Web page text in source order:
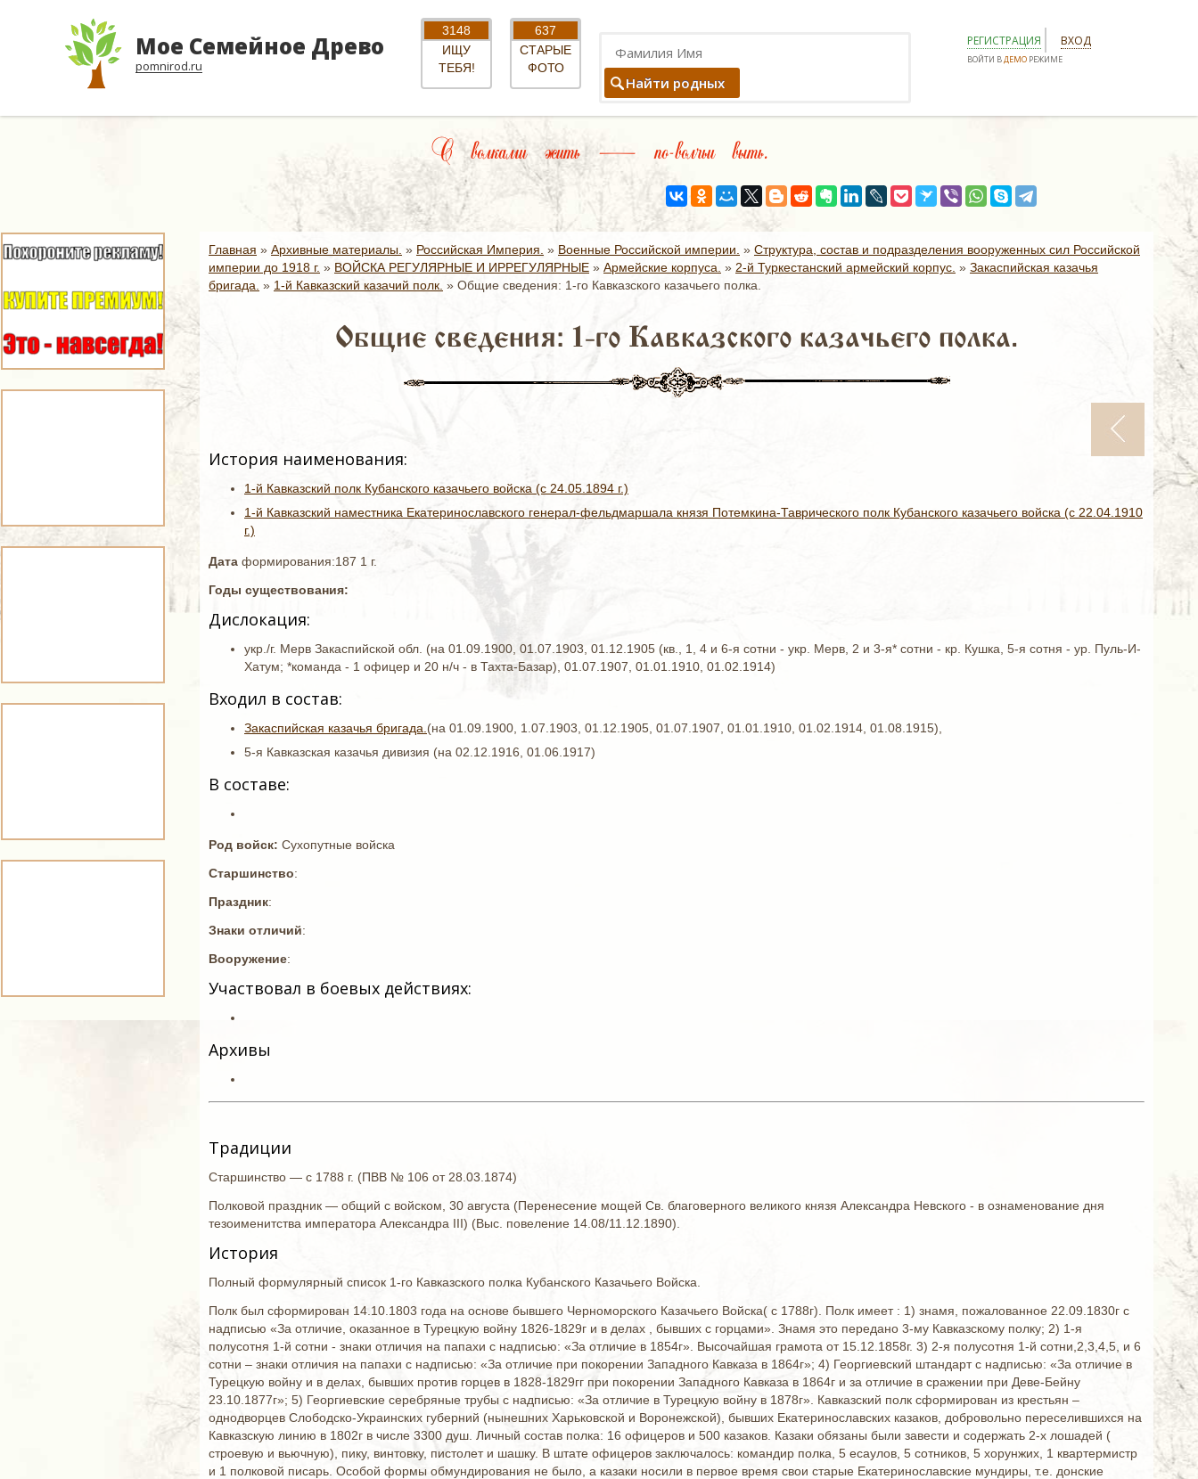
Мое Семейное Древо
pomnirod.ru
3148
ИЩУ
ТЕБЯ!
637
СТАРЫЕ
ФОТО
Найти родных
РЕГИСТРАЦИЯ ВХОД
ВОЙТИ ВДЕМО РЕЖИМЕ
С волками жить — по-волчьи выть.
Главная » Архивные материалы. » Российская Империя. » Военные Российской империи. » Структура, состав и подразделения вооруженных сил Российской
империи до 1918 г. » ВОЙСКА РЕГУЛЯРНЫЕ И ИРРЕГУЛЯРНЫЕ » Армейские корпуса. » 2-й Туркестанский армейский корпус. » Закаспийская казачья
бригада. » 1-й Кавказский казачий полк. » Общие сведения: 1-го Кавказского казачьего полка.
Общие сведения: 1-го Кавказского казачьего полка.
История наименования:
1-й Кавказский полк Кубанского казачьего войска (с 24.05.1894 г.)
1-й Кавказский наместника Екатеринославского генерал-фельдмаршала князя Потемкина-Таврического полк Кубанского казачьего войска (с 22.04.1910
г.)
Дата формирования:187 1 г.
Годы существования:
Дислокация:
укр./г. Мерв Закаспийской обл. (на 01.09.1900, 01.07.1903, 01.12.1905 (кв., 1, 4 и 6-я сотни - укр. Мерв, 2 и 3-я* сотни - кр. Кушка, 5-я сотня - ур. Пуль-И-
Хатум; *команда - 1 офицер и 20 н/ч - в Тахта-Базар), 01.07.1907, 01.01.1910, 01.02.1914)
Входил в состав:
Закаспийская казачья бригада. (на 01.09.1900, 1.07.1903, 01.12.1905, 01.07.1907, 01.01.1910, 01.02.1914, 01.08.1915),
5-я Кавказская казачья дивизия (на 02.12.1916, 01.06.1917)
В составе:
Род войск: Сухопутные войска
Старшинство:
Праздник:
Знаки отличий:
Вооружение:
Участвовал в боевых действиях:
Архивы
Традиции
Старшинство — с 1788 г. (ПВВ № 106 от 28.03.1874)
Полковой праздник — общий с войском, 30 августа (Перенесение мощей Св. благоверного великого князя Александра Невского - в ознаменование дня
тезоименитства императора Александра III) (Выс. повеление 14.08/11.12.1890).
История
Полный формулярный список 1-го Кавказского полка Кубанского Казачьего Войска.
Полк был сформирован 14.10.1803 года на основе бывшего Черноморского Казачьего Войска( с 1788г). Полк имеет : 1) знамя, пожалованное 22.09.1830г с
надписью «За отличие, оказанное в Турецкую войну 1826-1829г и в делах , бывших с горцами». Знамя это передано 3-му Кавказскому полку; 2) 1-я
полусотня 1-й сотни - знаки отличия на папахи с надписью: «За отличие в 1854г». Высочайшая грамота от 15.12.1858г. 3) 2-я полусотня 1-й сотни,2,3,4,5, и 6
сотни – знаки отличия на папахи с надписью: «За отличие при покорении Западного Кавказа в 1864г»; 4) Георгиевский штандарт с надписью: «За отличие в
Турецкую войну и в делах, бывших против горцев в 1828-1829гг при покорении Западного Кавказа в 1864г и за отличие в сражении при Деве-Бейну
23.10.1877г»; 5) Георгиевские серебряные трубы с надписью: «За отличие в Турецкую войну в 1878г». Кавказский полк сформирован из крестьян –
однодворцев Слободско-Украинских губерний (нынешних Харьковской и Воронежской), бывших Екатеринославских казаков, добровольно переселившихся на
Кавказскую линию в 1802г в числе 3300 душ. Личный состав полка: 16 офицеров и 500 казаков. Казаки обязаны были завести и содержать 2-х лошадей (
строевую и вьючную), пику, винтовку, пистолет и шашку. В штате офицеров заключалось: командир полка, 5 есаулов, 5 сотников, 5 хорунжих, 1 квартермистр
и 1 полковой писарь. Особой формы обмундирования не было, а казаки носили в первое время свои старые Екатеринославские мундиры, т.е. донские